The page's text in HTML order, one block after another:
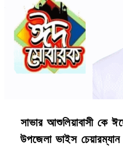
সাভার আশুলিয়াবাসী কে
উপজেলা ভাইস